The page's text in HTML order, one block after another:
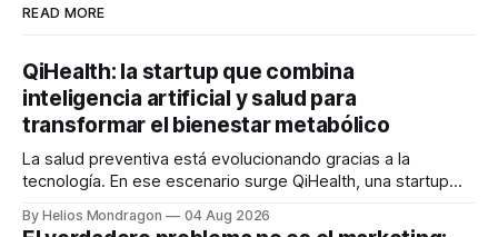
READ MORE
QiHealth: la startup que combina
inteligencia artificial y salud para
transformar el bienestar metabólico
La salud preventiva está evolucionando gracias a la
tecnología. En ese escenario surge QiHealth, una startup
dispositivos inteligentes, inteligencia artificial y monitoreo
By Helios Mondragon 04 Aug 2026